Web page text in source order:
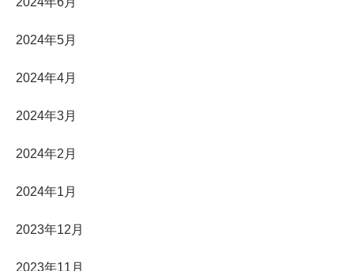
2024年5月
2024年4月
2024年3月
2024年2月
2024年1月
2023年12月
2023年11月